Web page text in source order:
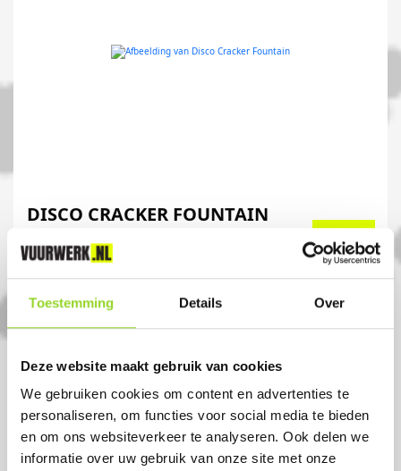
Toestemming Details Over
Deze website maakt gebruik van cookies
We gebruiken cookies om content en advertenties te
personaliseren, om functies voor social media te bieden
en om ons websiteverkeer te analyseren. Ook delen we
informatie over uw gebruik van onze site met onze
DISCO CRACKER FOUNTAIN
6 stuks
Artikelnummer: 1150
€ 0,99